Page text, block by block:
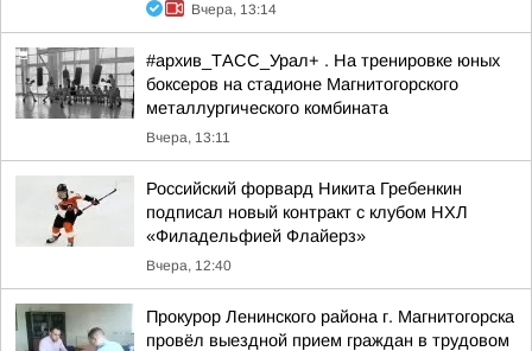
Вчера, 13:14
#архив_ТАСС_Урал+ . На тренировке юных
боксеров на стадионе Магнитогорского
металлургического комбината
Вчера, 13:11
Российский форвард Никита Гребенкин
подписал новый контракт с клубом НХЛ
«Филадельфией Флайерз»
Вчера, 12:40
Прокурор Ленинского района г. Магнитогорска
провёл выездной прием граждан в трудовом